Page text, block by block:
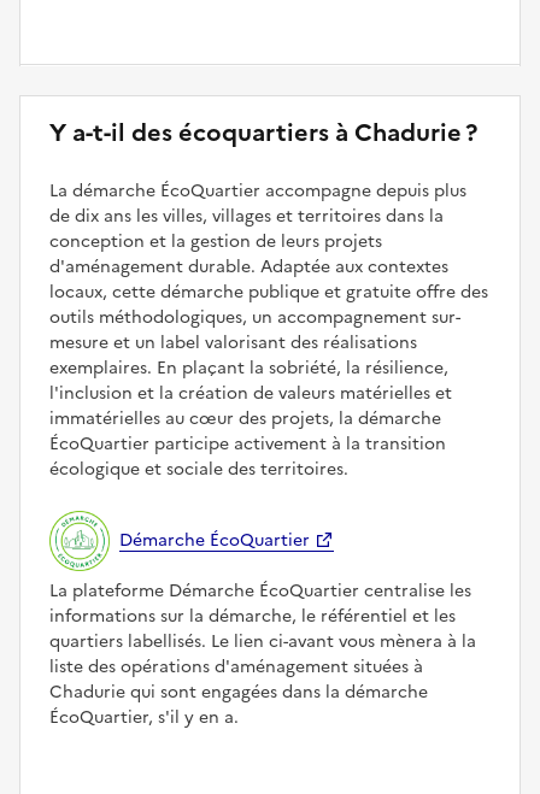
Y a-t-il des écoquartiers à Chadurie ?
La démarche ÉcoQuartier accompagne depuis plus
de dix ans les villes, villages et territoires dans la
conception et la gestion de leurs projets
d'aménagement durable. Adaptée aux contextes
locaux, cette démarche publique et gratuite offre des
outils méthodologiques, un accompagnement sur-
mesure et un label valorisant des réalisations
exemplaires. En plaçant la sobriété, la résilience,
l'inclusion et la création de valeurs matérielles et
immatérielles au cœur des projets, la démarche
ÉcoQuartier participe activement à la transition
écologique et sociale des territoires.
Démarche ÉcoQuartier
La plateforme Démarche ÉcoQuartier centralise les
informations sur la démarche, le référentiel et les
quartiers labellisés. Le lien ci-avant vous mènera à la
liste des opérations d'aménagement situées à
Chadurie qui sont engagées dans la démarche
ÉcoQuartier, s'il y en a.